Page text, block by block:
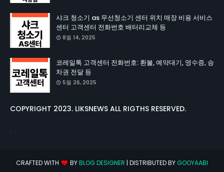
샤크 청소기 as 무선청소기 센터 위치 매장 비용 서비스
센터 고객센터 전화번호 배터리교체 등
8월 14, 2025
코레일톡 고객센터 전화번호: 환불, 예약대기, 영수증, 승
차권 전달 등
5월 26, 2025
COPYRIGHT 2023. LIKSNEWS ALL RIGTHS RESERVED.
.
CRAFTED WITH BYBLOG DESIGNER | DISTRIBUTED BY GOOYAABI